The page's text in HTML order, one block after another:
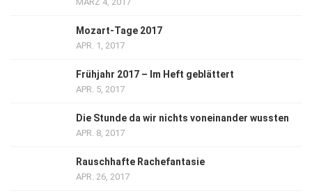
Mozart-Tage 2017
APR. 1, 2017
Frühjahr 2017 – Im Heft geblättert
APR. 5, 2017
Die Stunde da wir nichts voneinander wussten
APR. 8, 2017
Rauschhafte Rachefantasie
APR. 26, 2017